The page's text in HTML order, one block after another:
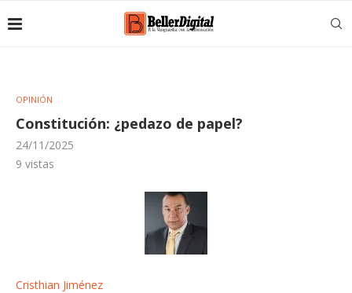
OPINIÓN
Constitución: ¿pedazo de papel?
24/11/2025
9 vistas
Cristhian Jiménez